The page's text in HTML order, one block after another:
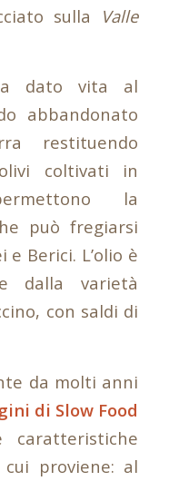
sulla
Valle
dato vita al
abbandonato
restituendo
coltivati in
la
può fregiarsi
e Berici. L’olio è
dalla varietà
con saldi di
da molti anni
di Slow Food
proviene: al